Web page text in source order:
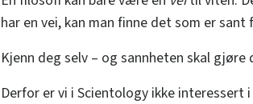
har en vei, kan man finne det som er
Kjenn deg selv – og sannheten skal gjøre
Derfor er vi i Scientology ikke interessert